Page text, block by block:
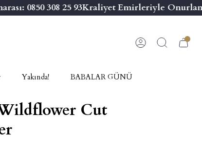
0850 308 25 93 Kraliyet Emirleriyle
Yakında! BABALAR GÜNÜ
Cut